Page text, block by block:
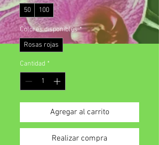
50
100
Colores disponibles *
Rosas rojas
Cantidad *
Agregar al carrito
Realizar compra